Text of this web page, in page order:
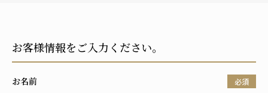
ご入居までの流れ
介護保険の仕組み
FAQ
お客様情報をご入力ください。
お名前 必須